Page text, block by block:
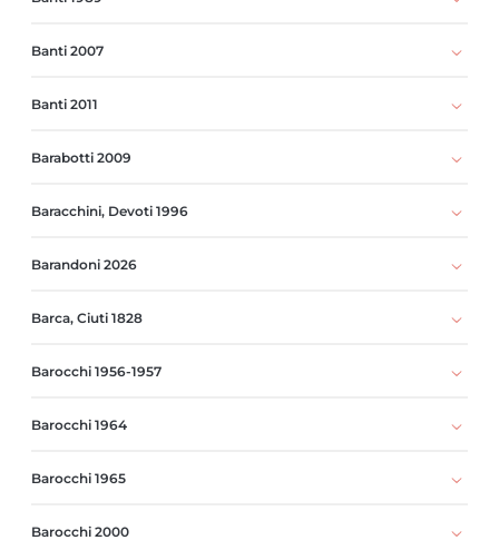
Banti 2007
Banti 2011
Barabotti 2009
Baracchini, Devoti 1996
Barandoni 2026
Barca, Ciuti 1828
Barocchi 1956-1957
Barocchi 1964
Barocchi 1965
Barocchi 2000